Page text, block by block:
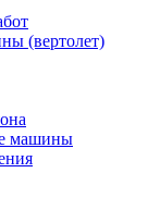
(вертолет)
машины